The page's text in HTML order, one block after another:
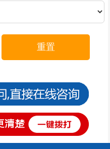
2026-07-17
2026-07-14
2026-07-11
2026-07-11
2026-07-11
重置